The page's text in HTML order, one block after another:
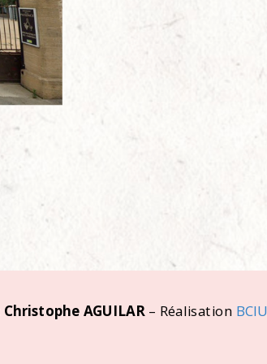
Christophe AGUILAR – Réalisation